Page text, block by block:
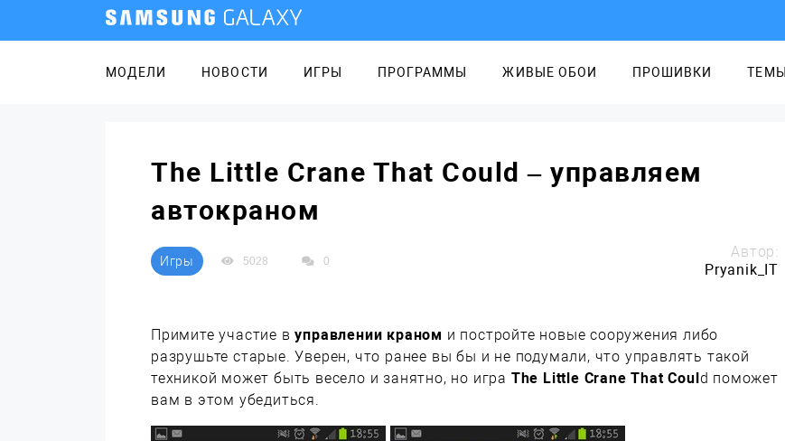
МОДЕЛИ НОВОСТИ ИГРЫ ПРОГРАММЫ ЖИВЫЕ ОБОИ ПРОШИВКИ ТЕМЫ
The Little Crane That Could – управляем
автокраном
Игры 5028 0
Автор:
Pryanik_IT
Примите участие вуправлении краном и постройте новые сооружения либо
разрушьте старые. Уверен, что ранее вы бы и не подумали, что управлять такой
техникой может быть весело и занятно, но игра The Little Crane That Could поможет
вам в этом убедиться.